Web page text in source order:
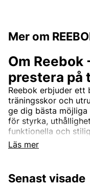
Mer om
Läs mer
Om Reebok
prestera på
Reebok erbjuder
träningsskor och
ge dig bästa
för styrka,
funktionella och
de tuffaste passen.
Hos Vingåkers
topp – från
sportaccessoarer.
Senast visade